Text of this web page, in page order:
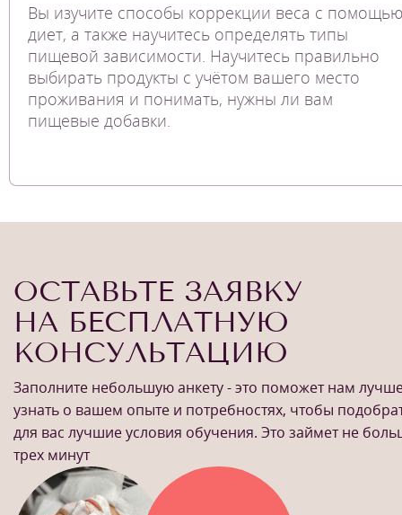
Вы изучите способы коррекции веса с помощью
диет, а также научитесь определять типы
пищевой зависимости. Научитесь правильно
выбирать продукты с учётом вашего место
проживания и понимать, нужны ли вам
пищевые добавки.
ОСТАВЬТЕ ЗАЯВКУ
НА БЕСПЛАТНУЮ
КОНСУЛЬТАЦИЮ
Заполните небольшую анкету - это поможет нам
узнать о вашем опыте и потребностях, чтобы
для вас лучшие условия обучения. Это займет не
трех минут